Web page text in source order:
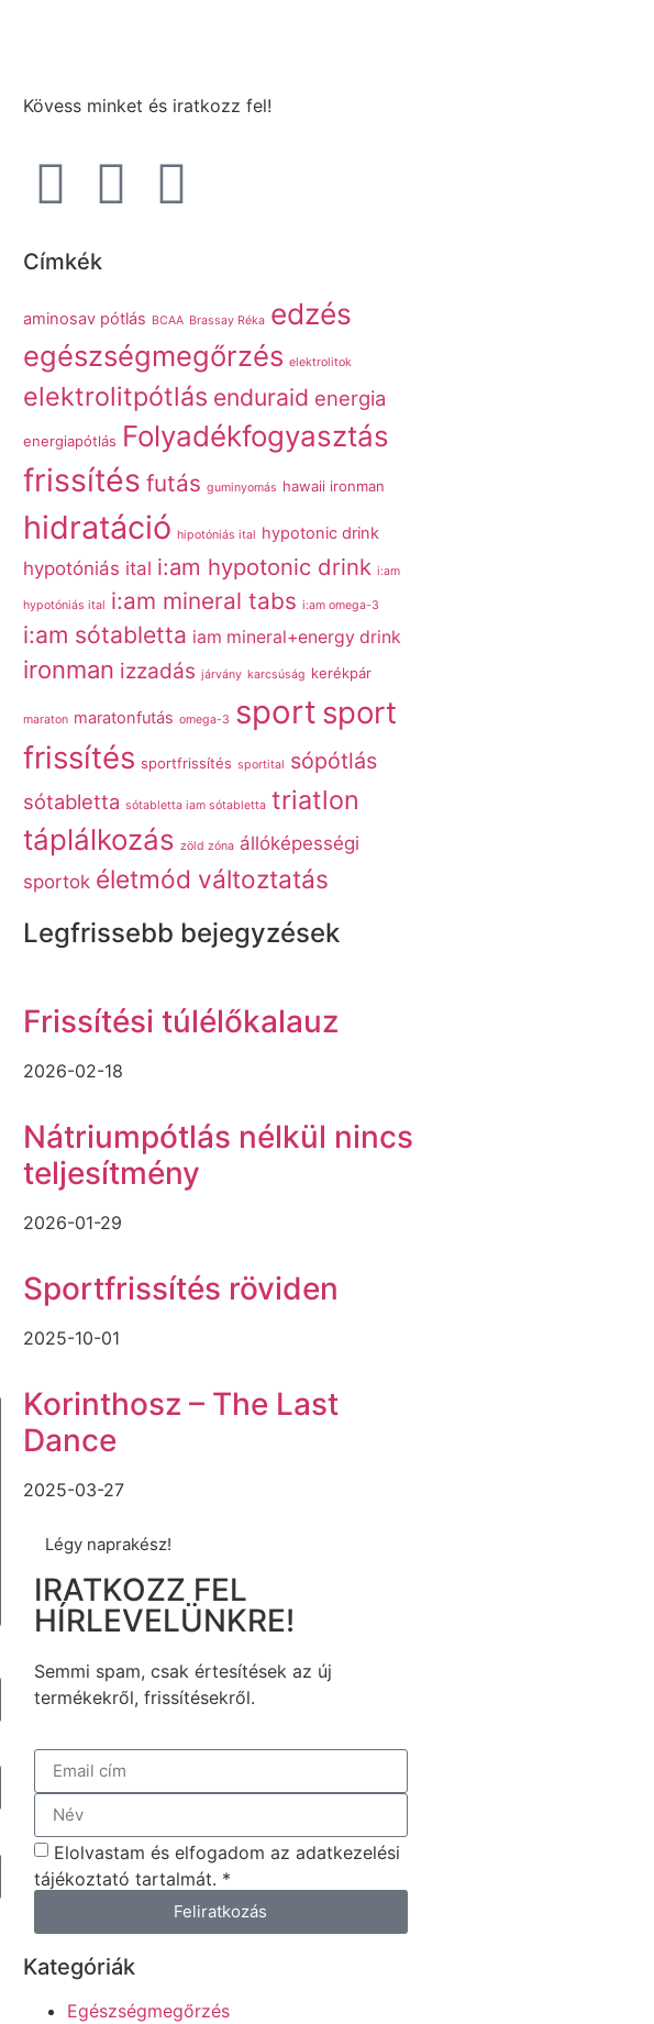
Kövess minket és iratkozz fel!
Címkék
aminosav pótlás BCAA Brassay Réka edzés
egészségmegőrzés elektrolitok
elektrolitpótlás enduraid energia
energiapótlás Folyadékfogyasztás
frissítés futás guminyomás hawaii ironman
hidratáció hipotóniás ital hypotonic drink
hypotóniás ital i:am hypotonic drink i:am
hypotóniás ital i:am mineral tabs i:am omega-3
i:am sótabletta iam mineral+energy drink
ironman izzadás járvány karcsúság kerékpár
maraton maratonfutás omega-3 sport sport
frissítés sportfrissítés sportital sópótlás
sótabletta sótabletta iam sótabletta triatlon
táplálkozás zöld zóna állóképességi
sportok életmód változtatás
Legfrissebb bejegyzések
Frissítési túlélőkalauz
2026-02-18
Nátriumpótlás nélkül nincs
teljesítmény
2026-01-29
Sportfrissítés röviden
2025-10-01
Korinthosz – The Last
Dance
2025-03-27
Légy naprakész!
IRATKOZZ FEL
HÍRLEVELÜNKRE!
Semmi spam, csak értesítések az új
termékekről, frissítésekről.
Elolvastam és elfogadom az adatkezelési
tájékoztató tartalmát. *
Feliratkozás
Kategóriák
Egészségmegőrzés